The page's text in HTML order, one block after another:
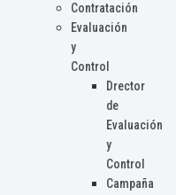
Contratación
Evaluación
y
Control
Drector
de
Evaluación
y
Control
Campaña